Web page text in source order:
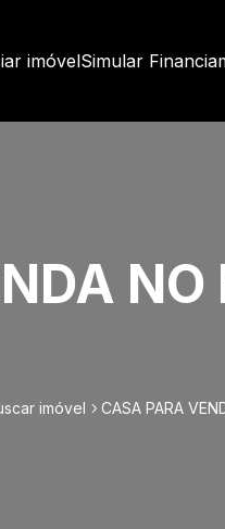
imóvelSimular
NO
imóvel CASA PARA